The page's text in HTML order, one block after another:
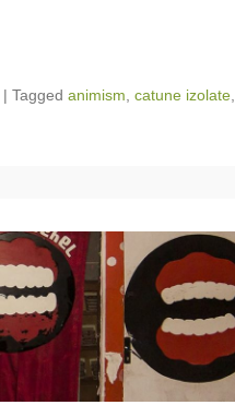
| Tagged animism, catune izolate,